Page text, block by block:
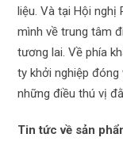
liệu. Và tại Hội nghị
mình về trung tâm
tương lai. Về phía
ty khởi nghiệp
những điều thú vị
Tin tức về sản